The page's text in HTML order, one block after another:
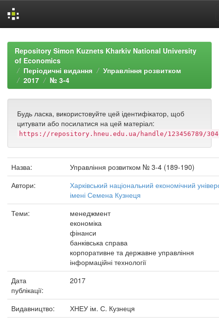
navigationRepository Simon Kuznets Kharkiv National University
of Economics
Періодичні видання
Управління розвитком
2017
№ 3-4
Будь ласка, використовуйте цей ідентифікатор, щоб
цитувати або посилатися на цей матеріал:
https://repository.hneu.edu.ua/handle/123456789/
Назва:
Управління розвитком № 3-4 (189-190)
Автори:
Харківський національний економічний
імені Семена Кузнеця
Теми:
менеджмент
економіка
фінанси
банківська справа
корпоративне та державне управління
інформаційні технології
Дата
публікації:
2017
Видавництво:
ХНЕУ ім. С. Кузнеця